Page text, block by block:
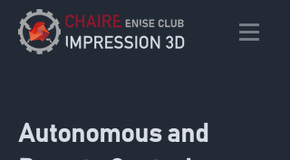
Autonomous and